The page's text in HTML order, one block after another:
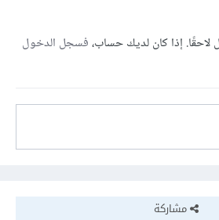
إذا كان لديك حساب،فسجل الدخول
مشاركة